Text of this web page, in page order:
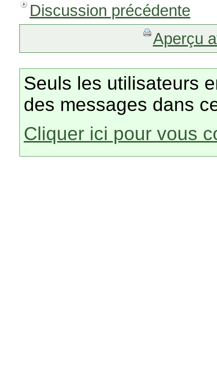
Discussion précédente
Aperçu
Seuls les utilisateurs
des messages dans
Cliquer ici pour vous